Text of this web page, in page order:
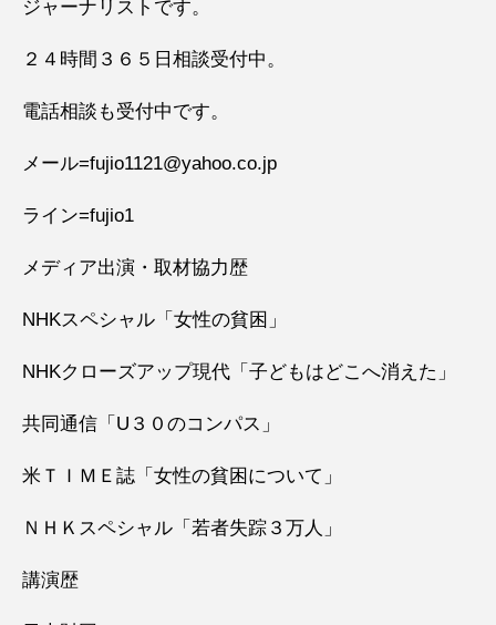
ジャーナリストです。
２４時間３６５日相談受付中。
電話相談も受付中です。
メール=fujio1121@yahoo.co.jp
ライン=fujio1
メディア出演・取材協力歴
NHKスペシャル「女性の貧困」
NHKクローズアップ現代「子どもはどこへ消えた」
共同通信「U３０のコンパス」
米ＴＩＭＥ誌「女性の貧困について」
ＮＨＫスペシャル「若者失踪３万人」
講演歴